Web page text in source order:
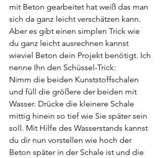
mit Beton gearbeitet hat weiß das man
sich da ganz leicht verschätzen kann.
Aber es gibt einen simplen Trick wie
du ganz leicht ausrechnen kannst
wieviel Beton dein Projekt benötigt. Ich
nenne Ihn den Schüssel-Trick:
Nimm die beiden Kunststoffschalen
und füll die größere der beiden mit
Wasser. Drücke die kleinere Schale
mittig hinein so tief wie Sie später sein
soll. Mit Hilfe des Wasserstands kannst
du dir nun vorstellen wie hoch der
Beton später in der Schale ist und die